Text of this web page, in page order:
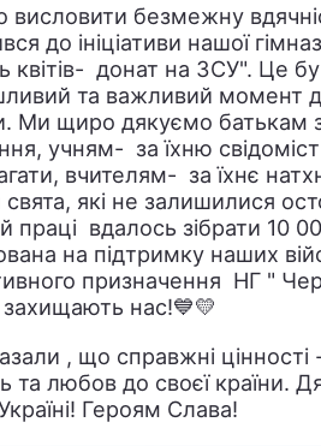
висловити безмежну
до ініціативи нашої
квітів- донат на ЗСУ". Це
та важливий момент
Ми щиро дякуємо батькам
учням- за їхню
вчителям- за їхнє
свята, які не залишилися
праці вдалось зібрати 10
на підтримку наших
призначення НГ "
нас!💙💛
, що справжні
та любов до своєї
Героям Слава!